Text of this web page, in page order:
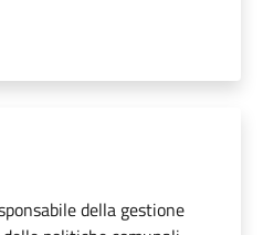
della gestione